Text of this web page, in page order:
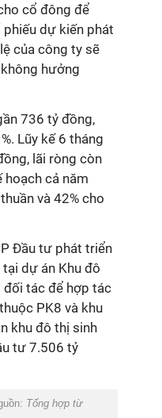
cổ đông để
dự kiến phát
của công ty sẽ
hưởng
736 tỷ đồng,
Lũy kế 6 tháng
lãi ròng còn
hoạch cả năm
và 42% cho
Đầu tư phát triển
dự án Khu đô
đối tác để hợp tác
PK8 và khu
khu đô thị sinh
tư 7.506 tỷ
Tổng hợp từ